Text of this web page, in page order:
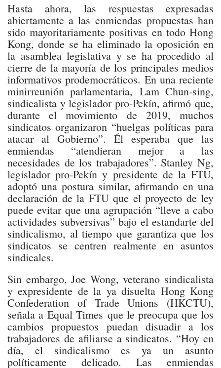
Hasta ahora, las respuestas expresadas
abiertamente a las enmiendas propuestas han
sido mayoritariamente positivas en todo Hong
Kong, donde se ha eliminado la oposición en
la asamblea legislativa y se ha procedido al
cierre de la mayoría de los principales medios
informativos prodemocráticos. En una reciente
minirreunión parlamentaria, Lam Chun-sing,
sindicalista y legislador pro-Pekín, afirmó que,
durante el movimiento de 2019, muchos
sindicatos organizaron “huelgas políticas para
atacar al Gobierno”. Él esperaba que las
enmiendas “atendieran mejor a las
necesidades de los trabajadores”. Stanley Ng,
legislador pro-Pekín y presidente de la FTU,
adoptó una postura similar, afirmando en una
declaración de la FTU que el proyecto de ley
puede evitar que una agrupación “lleve a cabo
actividades subversivas” bajo el estandarte del
sindicalismo, al tiempo que garantiza que los
sindicatos se centren realmente en asuntos
sindicales.
Sin embargo, Joe Wong, veterano sindicalista
y expresidente de la ya disuelta Hong Kong
Confederation of Trade Unions (HKCTU),
señala a Equal Times que le preocupa que los
cambios propuestos puedan disuadir a los
trabajadores de afiliarse a sindicatos. “Hoy en
día, el sindicalismo es ya un asunto
políticamente delicado. Las enmiendas